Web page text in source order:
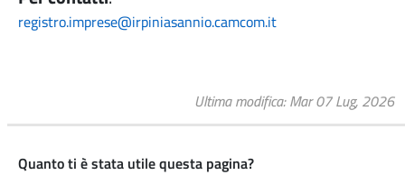
registro.imprese@irpiniasannio.camcom.it
Ultima modifica Mar 07 Lug, 2026
Quanto ti è stata utile questa pagina?